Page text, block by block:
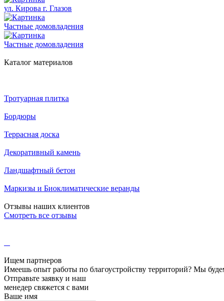
ул. Кирова г. Глазов
Частные домовладения
Частные домовладения
Каталог материалов
Тротуарная плитка
Бордюры
Террасная доска
Декоративный камень
Ландшафтный бетон
Маркизы и Биоклиматические веранды
Отзывы наших клиентов
Смотреть все отзывы
Ищем партнеров
Имеешь опыт работы по благоустройству территорий? Мы
Отправьте заявку и наш
менедер свяжется с вами
Ваше имя